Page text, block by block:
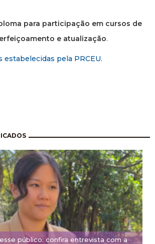
para participação em cursos de
e atualização.
estabelecidas pela PRCEU.
público: confira entrevista com a